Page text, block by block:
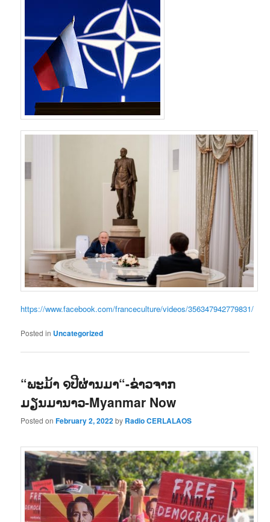
https://www.facebook.com/franceculture/videos/356347942779831/
Posted in Uncategorized
“ພະມ້າ ໑ປີຜ່ານມາ“-ຂ່າວຈາກ
ມຽນມານາວ-Myanmar Now
Posted onFebruary 2, 2022by Radio CERLALAOS